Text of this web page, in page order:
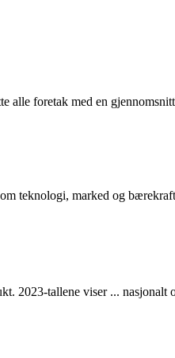
alle foretak med en
teknologi, marked og
2023-tallene viser ... nasjonalt